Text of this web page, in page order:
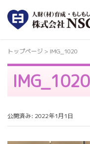
トップページ > IMG_1020
IMG_1020
公開済み: 2022年1月1日